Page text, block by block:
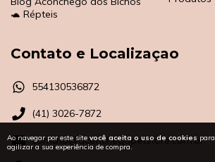
Ao navegar por este site você aceita o uso de cookies para
agilizar a sua experiência de compra.
🐢 Répteis
Contato e Localizaçao
554130536872
(41) 3026-7872
contato@aconchegopetstore.com.br